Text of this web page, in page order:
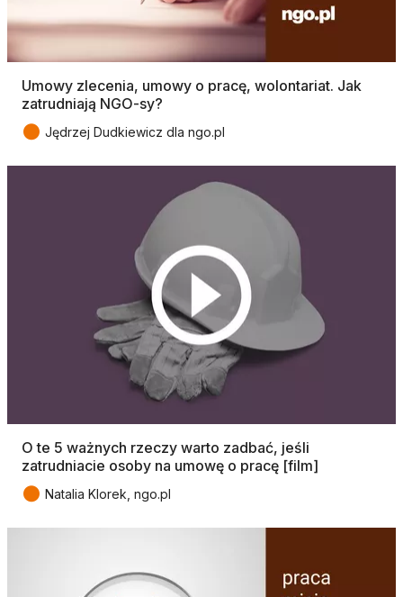
Umowy zlecenia, umowy o pracę, wolontariat. Jak
zatrudniają NGO-sy?
● Jędrzej Dudkiewicz dla ngo.pl
O te 5 ważnych rzeczy warto zadbać, jeśli
zatrudniacie osoby na umowę o pracę [film]
● Natalia Klorek, ngo.pl